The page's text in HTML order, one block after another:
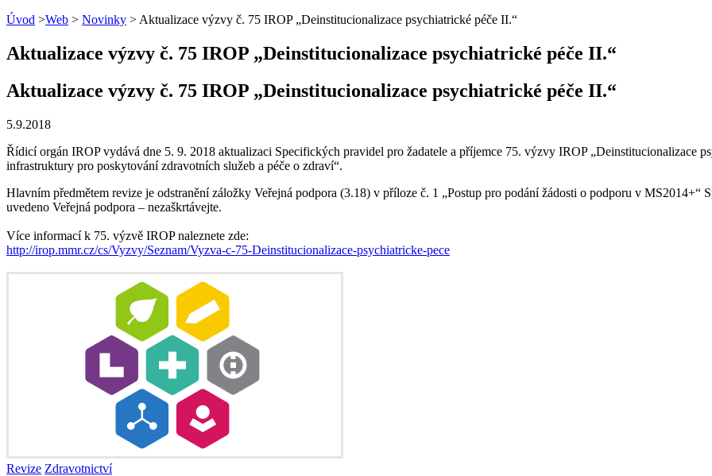
Úvod >Web > Novinky > Aktualizace výzvy č. 75 IROP „Deinstitucionalizace psychiatrické péče II.“
Aktualizace výzvy č. 75 IROP „Deinstitucionalizace psychiatrické péče II.“
Aktualizace výzvy č. 75 IROP „Deinstitucionalizace psychiatrické péče II.“
5.9.2018
Řídicí orgán IROP vydává dne 5. 9. 2018 aktualizaci Specifických pravidel pro žadatele a příjemce 75. výzvy IROP „Deinstitucionalizace
infrastruktury pro poskytování zdravotních služeb a péče o zdraví“.
Hlavním předmětem revize je odstranění záložky Veřejná podpora (3.18) v příloze č. 1 „Postup pro podání žádosti o podporu v MS2014+“
uvedeno Veřejná podpora – nezaškrtávejte.
Více informací k 75. výzvě IROP naleznete zde:
http://irop.mmr.cz/cs/Vyzvy/Seznam/Vyzva-c-75-Deinstitucionalizace-psychiatricke-pece
Revize Zdravotnictví